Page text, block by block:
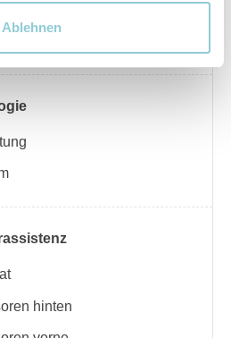
Ablehnen
hinten